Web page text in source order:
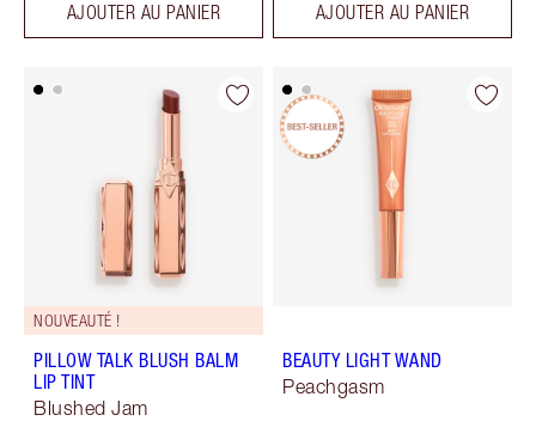
AJOUTER AU PANIER AJOUTER AU PANIER
NOUVEAUTÉ !
PILLOW TALK BLUSH BALM
LIP TINT
Blushed Jam
BEAUTY LIGHT WAND
Peachgasm